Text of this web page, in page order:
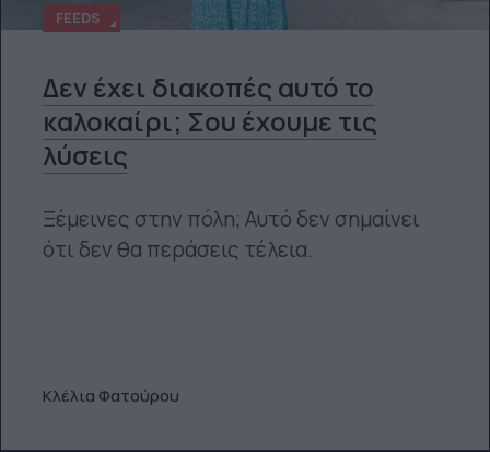
FEEDS
Δεν έχει διακοπές αυτό το
καλοκαίρι; Σου έχουμε τις
λύσεις
Ξέμεινες στην πόλη; Αυτό δεν σημαίνει
ότι δεν θα περάσεις τέλεια.
Κλέλια Φατούρου